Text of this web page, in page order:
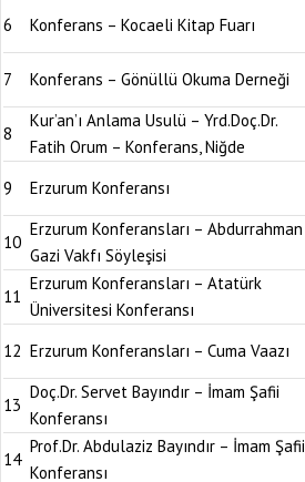
6
Konferans – Kocaeli Kitap Fuarı
7
Konferans – Gönüllü Okuma Derneği
8
Kur’an’ı Anlama Usulü – Yrd.Doç.Dr.
Fatih Orum – Konferans, Niğde
9
Erzurum Konferansı
10
Erzurum Konferansları – Abdurrahman
Gazi Vakfı Söyleşisi
11
Erzurum Konferansları – Atatürk
Üniversitesi Konferansı
12 Erzurum Konferansları – Cuma Vaazı
13
Doç.Dr. Servet Bayındır – İmam Şafii
Konferansı
14
Prof.Dr. Abdulaziz Bayındır – İmam Şafii
Konferansı